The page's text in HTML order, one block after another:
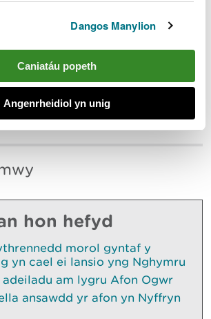
Dangos Manylion
Caniatáu popeth
Angenrheidiol yn unig
anghyfreithlon roi gwybod
rhowchwybod
pysgota â gwialen, ewch i
trwyddedpysgota
hon hefyd
morol gyntaf y
yn cael ei lansio yng Nghymru
am lygru Afon Ogwr
ansawdd yr afon yn Nyffryn